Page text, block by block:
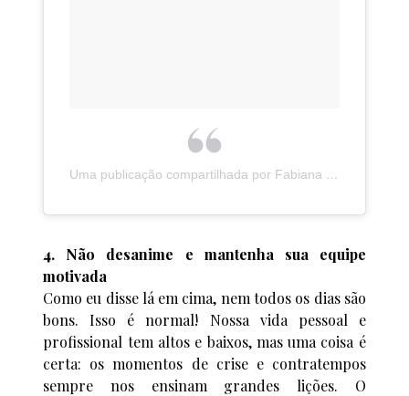
Uma publicação compartilhada por Fabiana Scaranzi Oficial (@fabianascaranzioficial)
4. Não desanime e mantenha sua equipe
motivada
Como eu disse lá em cima, nem todos os dias são
bons. Isso é normal! Nossa vida pessoal e
profissional tem altos e baixos, mas uma coisa é
certa: os momentos de crise e contratempos
sempre nos ensinam grandes lições. O